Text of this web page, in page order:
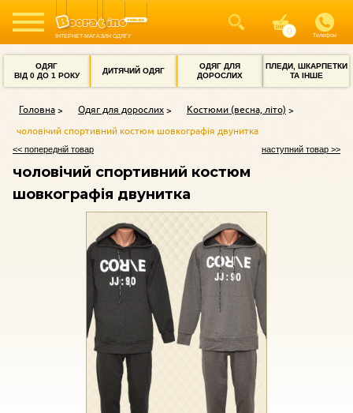
ІНТЕРНЕТ-МАГАЗИН ОДЯГУ Телефон
ОДЯГ
ВІД 0 ДО 1 РОКУ
ДИТЯЧИЙ ОДЯГ
ОДЯГ ДЛЯ
ДОРОСЛИХ
ПЛЕДИ, ШКАРПЕТКИ
ТА ІНШЕ
Головна Одяг для дорослих
Костюми (весна, літо)
чоловічий спортивний костюм шовкографія двунитка
<< попередній товар наступний товар >>
чоловічий спортивний костюм
шовкографія двунитка